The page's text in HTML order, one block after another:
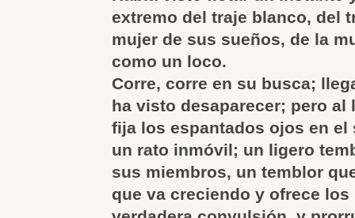
extremo del traje blanco, del
mujer de sus sueños, de la
como un loco.
Corre, corre en su busca;
ha visto desaparecer; pero al
fija los espantados ojos en el
un rato inmóvil; un ligero
sus miembros, un temblor
que va creciendo y ofrece